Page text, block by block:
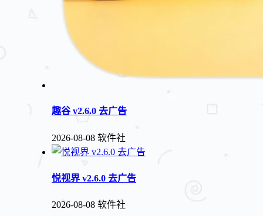
趣谷 v2.6.0 去广告
2026-08-08 软件社
悦视界 v2.6.0 去广告
2026-08-08 软件社